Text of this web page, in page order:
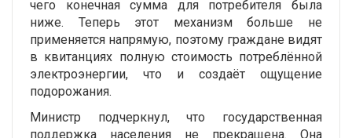
чего конечная сумма для потребителя была
ниже. Теперь этот механизм больше не
применяется напрямую, поэтому граждане видят
в квитанциях полную стоимость потреблённой
электроэнергии, что и создаёт ощущение
подорожания.
Министр подчеркнул, что государственная
поддержка населения не прекращена. Она